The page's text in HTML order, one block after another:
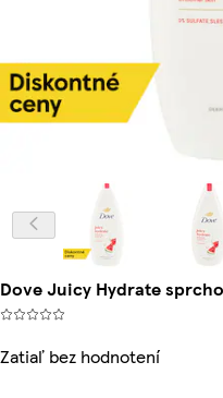
Dove Juicy Hydrate
Zatiaľ bez hodnotení